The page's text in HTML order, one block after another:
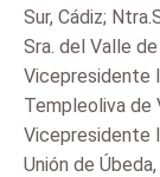
Sur, Cádiz;
Sra. del Valle
Vicepresidente
Templeoliva de
Vicepresidente
Unión de